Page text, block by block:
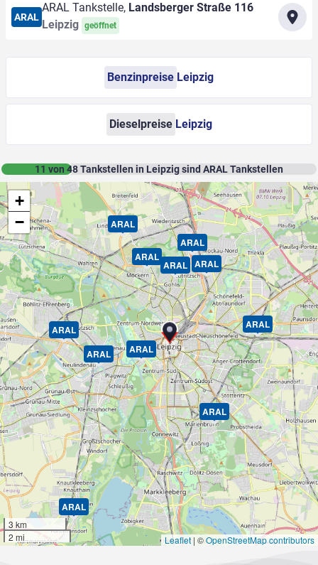
ARAL
ARAL Tankstelle, Landsberger Straße 116
Leipzig geöffnet
Benzinpreise Leipzig
Dieselpreise Leipzig
11 von 48Tankstellen in Leipzig sind ARAL Tankstellen
ARAL
ARAL
ARAL
ARAL
ARAL
ARAL
ARAL
ARAL
ARAL
ARAL
ARAL
+
−
3 km
2 mi
Leaflet | ©OpenStreetMap contributors